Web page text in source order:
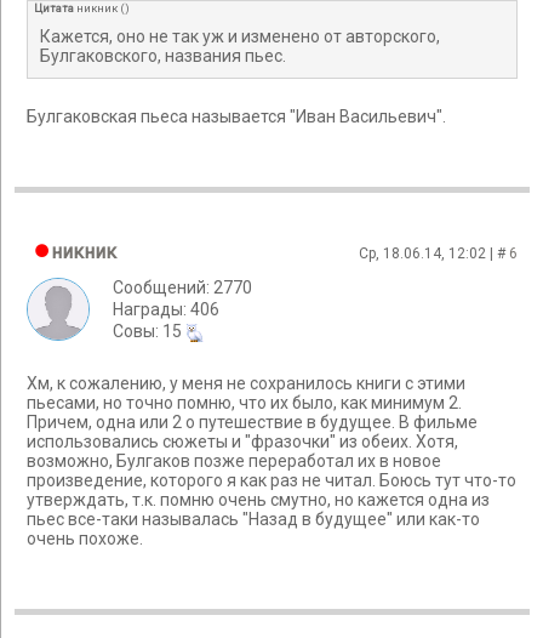
Цитата никник ()
Кажется, оно не так уж и изменено от авторского,
Булгаковского, названия пьес.
Булгаковская пьеса называется "Иван Васильевич".
никник Ср, 18.06.14, 12:02 | # 6
Сообщений: 2770
Награды: 406
Cовы: 15
Хм, к сожалению, у меня не сохранилось книги с этими
пьесами, но точно помню, что их было, как минимум 2.
Причем, одна или 2 о путешествие в будущее. В фильме
использовались сюжеты и "фразочки" из обеих. Хотя,
возможно, Булгаков позже переработал их в новое
произведение, которого я как раз не читал. Боюсь тут что-то
утверждать, т.к. помню очень смутно, но кажется одна из
пьес все-таки называлась "Назад в будущее" или как-то
очень похоже.